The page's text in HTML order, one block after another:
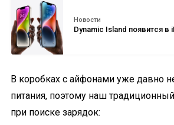
Новости
Dynamic Island появится в
В коробках с айфонами уже давно
питания, поэтому наш
при поиске зарядок: